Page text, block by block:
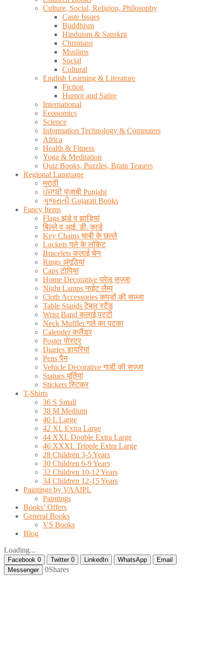
Culture, Social, Religion, Philosophy
Caste Issues
Buddhism
Hinduism & Sanskrit
Christians
Muslims
Social
Cultural
English Learning & Literature
Fiction
Humor and Satire
International
Economics
Science
Information Technology & Computers
Africa
Health & Fitness
Yoga & Meditation
Quiz Books, Puzzles, Brain Teasers
Regional Language
मराठी
ਪੰਜਾਬੀ पंजाबी Punjabi
ગુજરાતી Gujarati Books
Fancy Items
Flags झंडे व झाड़ियां
बिल्ले व आई. डी. कार्ड
Key Chains चाबी के छल्ले
Lockets गले के लॉकेट
Bracelets कलाई चेन
Rings अंगूठियां
Caps टोपियां
Home Decorative घरेलू सज्जा
Night Lamps नाईट लैम्प
Cloth Accessories कपड़ों की सज्जा
Table Stands टेबल स्टैंड
Wrist Band कलाई पट्टी
Neck Muffler गले का पटका
Calender कलैंडर
Poster पोस्टर
Diaries डायरियां
Pens पैन
Vehicle Decorative गाडी की सज्जा
Statues मूर्तियां
Stickers स्टिकर
T-Shirts
36 S Small
38 M Medium
40 L Large
42 XL Extra Large
44 XXL Double Extra Large
46 XXXL Tripple Extra Large
28 Children 3-5 Years
30 Children 6-9 Years
32 Children 10-12 Years
34 Children 12-15 Years
Paintings by VAAIPL
Paintings
Books’ Offers
General Books
VS Books
Blog
Loading...
Facebook 0 Twitter 0 LinkedIn WhatsApp
Email
Messenger
0Shares